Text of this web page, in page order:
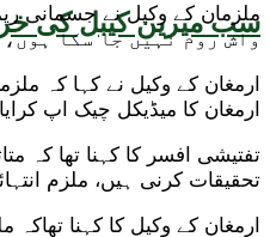
سب میرین کیبل کی
واش روم نہیں جا سکا ہوں، جس پر عدالت نے
ارمغان کا میڈیکل چیک اپ کرایا
تفتیشی افسر کا کہنا تھا کہ
تحقیقات کرنی ہیں، ملزم